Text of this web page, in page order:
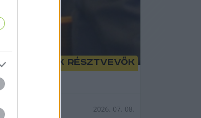
is lesznek résztvevők
2026. 07. 08.